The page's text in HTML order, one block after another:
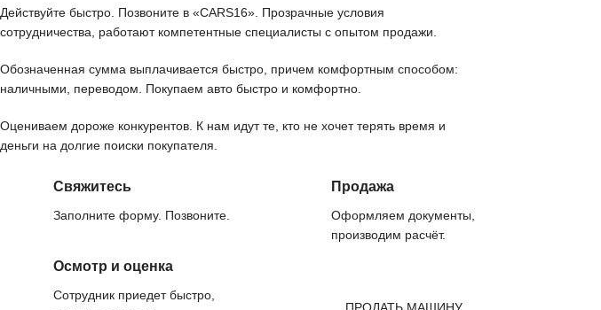
Действуйте быстро. Позвоните в «CARS16». Прозрачные условия
сотрудничества, работают компетентные специалисты с опытом продажи.
Обозначенная сумма выплачивается быстро, причем комфортным способом:
наличными, переводом. Покупаем авто быстро и комфортно.
Оцениваем дороже конкурентов. К нам идут те, кто не хочет терять время и
деньги на долгие поиски покупателя.
Свяжитесь
Заполните форму. Позвоните.
Осмотр и оценка
Сотрудник приедет быстро,
Продажа
Оформляем документы,
производим расчёт.